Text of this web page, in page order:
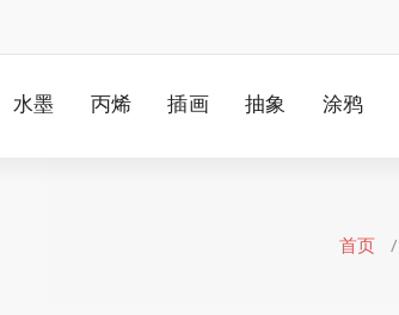
水墨 丙烯 插画 抽象 涂鸦
首页/